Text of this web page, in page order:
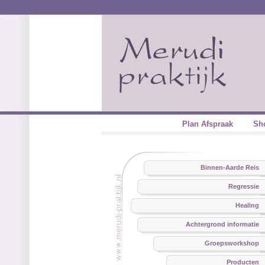
Plan Afspraak
Binnen-Aarde Reis
Regressie
Healing
Achtergrond informatie
Groepsworkshop
Producten